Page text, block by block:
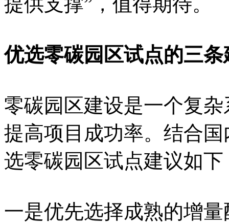
优选零碳园区试点的三条
零碳园区建设是一个复
提高项目成功率。结合
选零碳园区试点建议如下
一是优先选择成熟的增